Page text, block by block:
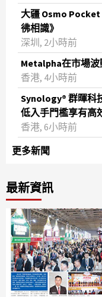
大疆 Osmo
彿相識》
深圳, 2小時前
Metalpha在市場波
‌香港, 4小時前
Synology® 群暉科
低入手門檻享有高
香港, 6小時前
更多新聞
最新資訊